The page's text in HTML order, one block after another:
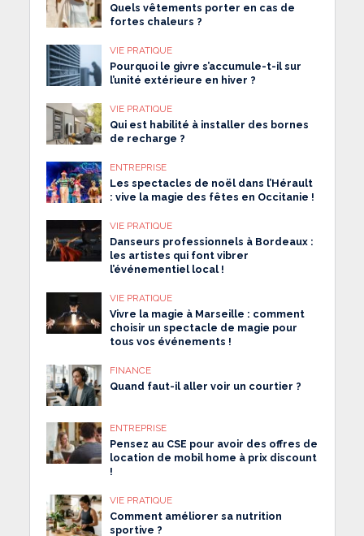
Quels vêtements porter en cas de
fortes chaleurs ?
VIE PRATIQUE
Pourquoi le givre s’accumule-t-il sur
l’unité extérieure en hiver ?
VIE PRATIQUE
Qui est habilité à installer des bornes
de recharge ?
ENTREPRISE
Les spectacles de noël dans l’Hérault
: vive la magie des fêtes en Occitanie !
VIE PRATIQUE
Danseurs professionnels à Bordeaux :
les artistes qui font vibrer
l’événementiel local !
VIE PRATIQUE
Vivre la magie à Marseille : comment
choisir un spectacle de magie pour
tous vos événements !
FINANCE
Quand faut-il aller voir un courtier ?
ENTREPRISE
Pensez au CSE pour avoir des offres de
location de mobil home à prix discount
!
VIE PRATIQUE
Comment améliorer sa nutrition
sportive ?